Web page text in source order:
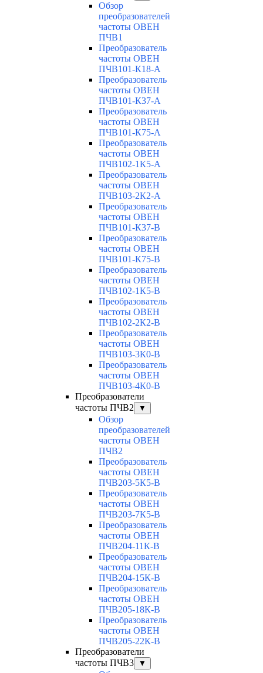
Обзор
преобразователей
частоты ОВЕН
ПЧВ1
Преобразователь
частоты ОВЕН
ПЧВ101-К18-А
Преобразователь
частоты ОВЕН
ПЧВ101-К37-А
Преобразователь
частоты ОВЕН
ПЧВ101-К75-А
Преобразователь
частоты ОВЕН
ПЧВ102-1К5-А
Преобразователь
частоты ОВЕН
ПЧВ103-2К2-А
Преобразователь
частоты ОВЕН
ПЧВ101-К37-В
Преобразователь
частоты ОВЕН
ПЧВ101-К75-В
Преобразователь
частоты ОВЕН
ПЧВ102-1К5-В
Преобразователь
частоты ОВЕН
ПЧВ102-2К2-В
Преобразователь
частоты ОВЕН
ПЧВ103-3К0-В
Преобразователь
частоты ОВЕН
ПЧВ103-4К0-В
Преобразователи
частоты ПЧВ2
▼
Обзор
преобразователей
частоты ОВЕН
ПЧВ2
Преобразователь
частоты ОВЕН
ПЧВ203-5К5-В
Преобразователь
частоты ОВЕН
ПЧВ203-7К5-В
Преобразователь
частоты ОВЕН
ПЧВ204-11К-В
Преобразователь
частоты ОВЕН
ПЧВ204-15К-В
Преобразователь
частоты ОВЕН
ПЧВ205-18К-В
Преобразователь
частоты ОВЕН
ПЧВ205-22К-В
Преобразователи
частоты ПЧВ3
▼